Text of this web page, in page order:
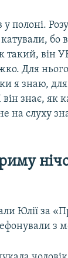
у полоні.
бо
такий, він
Для
я знаю,
знає, як
на слуху
Юлії за
з